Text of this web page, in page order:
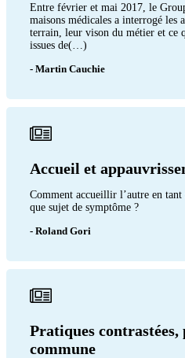
Entre février et mai 2017, le
maisons médicales a interrogé les
terrain, leur vison du métier et ce
issues de(…)
- Martin Cauchie
Accueil et
Comment accueillir l’autre en
que sujet de symptôme ?
- Roland Gori
Pratiques contrastées,
commune